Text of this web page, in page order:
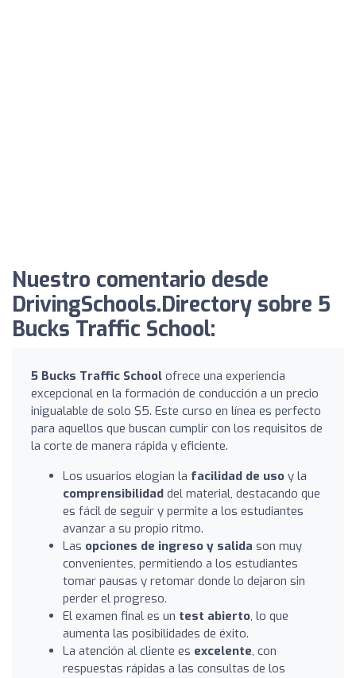
Nuestro comentario desde
DrivingSchools.Directory sobre 5
Bucks Traffic School:
5 Bucks Traffic School ofrece una experiencia
excepcional en la formación de conducción a un precio
inigualable de solo $5. Este curso en línea es perfecto
para aquellos que buscan cumplir con los requisitos de
la corte de manera rápida y eficiente.
Los usuarios elogian la facilidad de uso y la
comprensibilidad del material, destacando que
es fácil de seguir y permite a los estudiantes
avanzar a su propio ritmo.
Las opciones de ingreso y salida son muy
convenientes, permitiendo a los estudiantes
tomar pausas y retomar donde lo dejaron sin
perder el progreso.
El examen final es un test abierto, lo que
aumenta las posibilidades de éxito.
La atención al cliente es excelente, con
respuestas rápidas a las consultas de los